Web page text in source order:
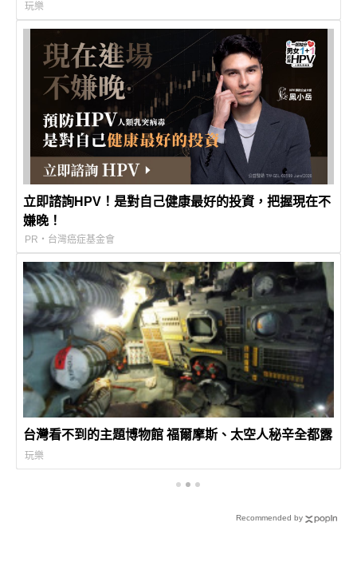
玩樂
立即諮詢HPV！是對自己健康最好的投資，把握現在不
嫌晚！
PR・台灣癌症基金會
台灣看不到的主題博物館 福爾摩斯、太空人秘辛全都露
玩樂
Recommended by